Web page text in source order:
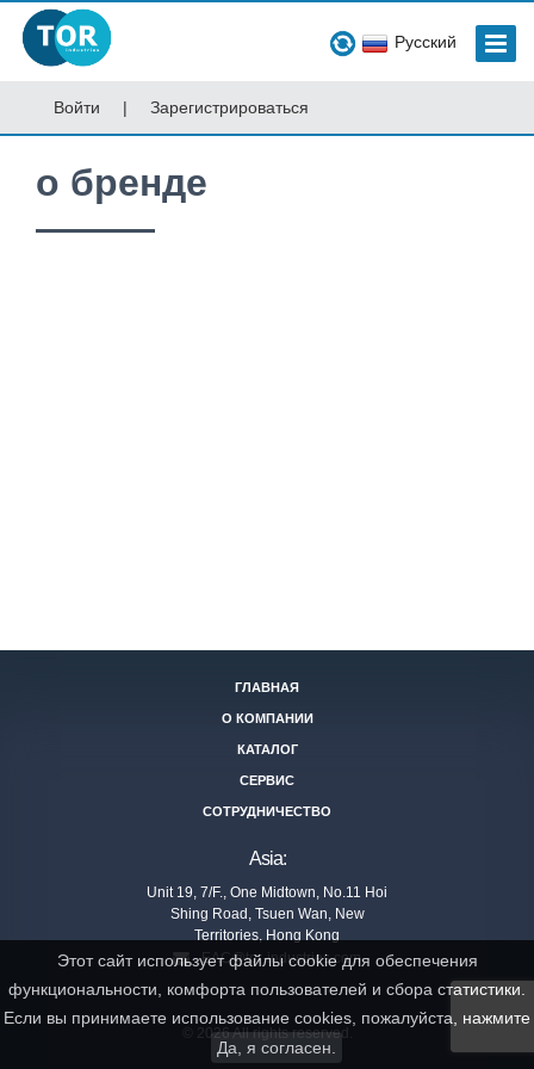
Русский
Войти | Зарегистрироваться
о бренде
ГЛАВНАЯ
О КОМПАНИИ
КАТАЛОГ
СЕРВИС
СОТРУДНИЧЕСТВО
Asia:
Unit 19, 7/F., One Midtown, No.11 Hoi
Shing Road, Tsuen Wan, New
Territories, Hong Kong
EAC@tor-industries.com
© 2026 All rights reserved.
Этот сайт использует файлы cookie для обеспечения
функциональности, комфорта пользователей и сбора статистики.
Если вы принимаете использование cookies, пожалуйста, нажмите
Да, я согласен.